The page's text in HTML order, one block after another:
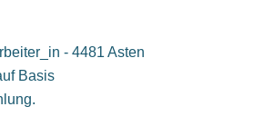
- 4481 Asten
Basis